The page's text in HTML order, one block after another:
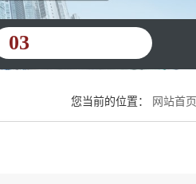
03
您当前的位置： 网站首页